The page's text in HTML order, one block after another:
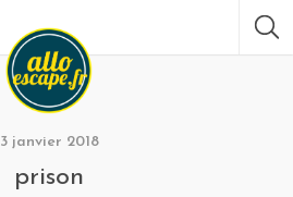
3 janvier 2018
prison